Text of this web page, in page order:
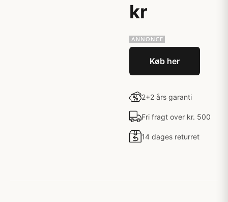
kr
Køb her
2+2 års garanti
Fri fragt over kr. 500
14 dages returret